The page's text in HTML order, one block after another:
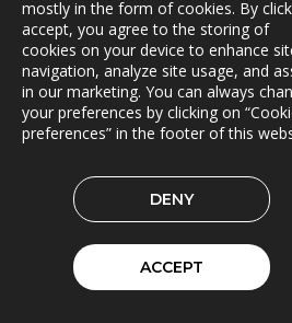
08.04.2019
Ny versjon av Lasset
01.04.2019
Samarbeidspartner med Drive
Triona forsterkes av kvinnelige
Rammeavtale med Stockholm
mostly in the form of cookies. By
accept, you agree to the storing of
cookies on your device to enhance
navigation, analyze site usage, and
in our marketing. You can always
your preferences by clicking on
preferences” in the footer of this
DENY
ACCEPT